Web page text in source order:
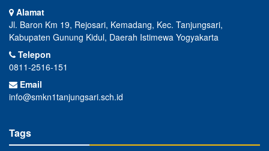
Alamat
Jl. Baron Km 19, Rejosari, Kemadang, Kec. Tanjungsari,
Kabupaten Gunung Kidul, Daerah Istimewa Yogyakarta
Telepon
0811-2516-151
Email
info@smkn1tanjungsari.sch.id
Tags